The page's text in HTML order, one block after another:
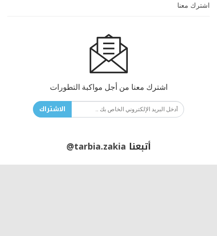
اشترك معنا
اشترك معنا من أجل مواكبة التطورات
الاشتراك
أتبعنا @tarbia.zakia